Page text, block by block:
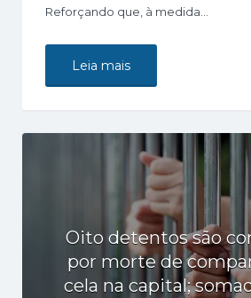
Reforçando que, à medida…
Leia mais
Oito detentos são
por morte de
cela na capital;